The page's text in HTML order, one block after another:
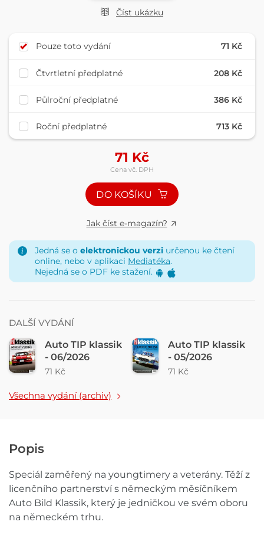
Číst ukázku
Pouze toto vydání 71 Kč
Čtvrtletní předplatné 208 Kč
Půlroční předplatné 386 Kč
Roční předplatné 713 Kč
71 Kč
Cena vč. DPH
DO KOŠÍKU
Jak číst e-magazín?
Jedná se o elektronickou verzi určenou ke čtení
online, nebo v aplikaci Mediatéka.
Nejedná se o PDF ke stažení.
DALŠÍ VYDÁNÍ
Auto TIP klassik
- 06/2026
71 Kč
Auto TIP klassik
- 05/2026
71 Kč
Všechna vydání (archiv)
Popis
Speciál zaměřený na youngtimery a veterány. Těží z
licenčního partnerství s německým měsíčníkem
Auto Bild Klassik, který je jedničkou ve svém oboru
na německém trhu.